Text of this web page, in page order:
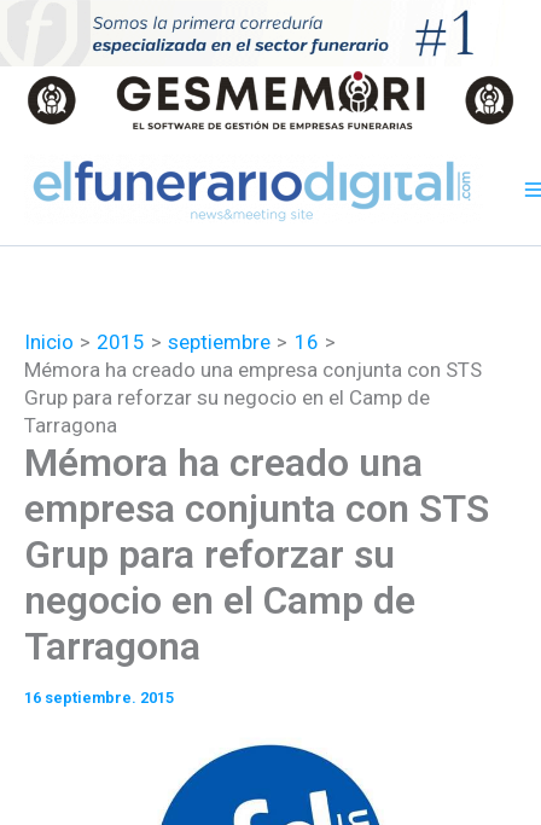
contenido
Inicio 2015 septiembre
16
Mémora ha creado una empresa conjunta con STS
Grup para reforzar su negocio en el Camp de
Tarragona
Mémora ha creado una
empresa conjunta con STS
Grup para reforzar su
negocio en el Camp de
Tarragona
16 septiembre. 2015